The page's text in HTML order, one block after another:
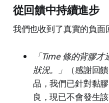
從回饋中持續進步
我們也收到了真實的負面
「Time 條的背膠
狀況。」
（感謝回
品，我們已針對黏
良，現已不會發生